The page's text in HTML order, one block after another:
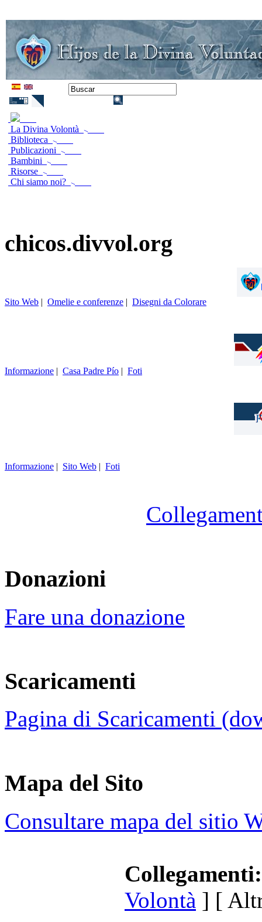
La Divina Volontà
Biblioteca
Publicazioni
Bambini
Risorse
Chi siamo noi?
chicos.divvol.org
Sito Web | Omelie e conferenze | Disegni da Colorare
Informazione | Casa Padre Pío | Foti
Informazione | Sito Web | Foti
Donazioni
Fare una donazione
Scaricamenti
Pagina di Scaricamenti
Mapa del Sito
Consultare mapa del sitio
Collegamenti:
Volontà ] [